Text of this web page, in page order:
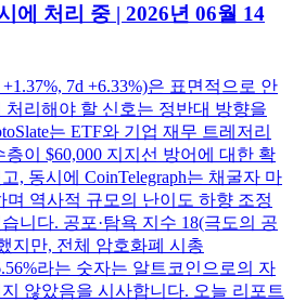
에 처리 중 | 2026년 06월 14
7d +6.33%)은 표면적으로 안
리해야 할 신호는 정반대 방향을
는 ETF와 기업 재무 트레저리
이 $60,000 지지선 방어에 대한 확
, 동시에 CoinTelegraph는 채굴자 마
며 역사적 규모의 난이도 하향 조정
니다. 공포·탐욕 지수 18(극도의 공
지만, 전체 암호화폐 시총
라는 숫자는 알트코인으로의 자
않았음을 시사합니다. 오늘 리포트